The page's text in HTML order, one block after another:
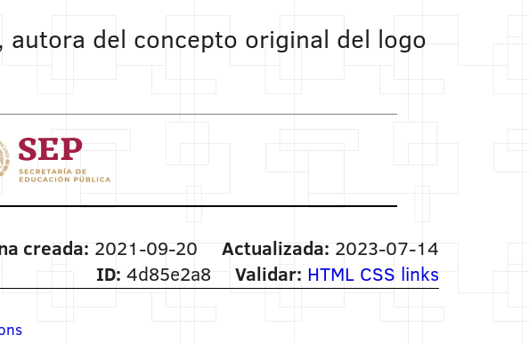
, autora del concepto original del logo
creada: 2021-09-20 Actualizada: 2023-07-14
ID: 4d85e2a8 Validar: HTML CSS links